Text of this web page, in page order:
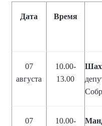
Дата Время
07
августа
10.00-
13.00
07 10.00-